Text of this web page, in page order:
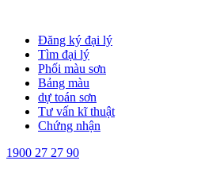
dung
Đăng ký đại lý
Tìm đại lý
Phối màu sơn
Bảng màu
dự toán sơn
Tư vấn kĩ thuật
Chứng nhận
1900 27 27 90